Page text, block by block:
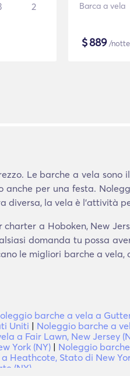
2 Barca a vela
$889/notte
Le barche a vela sono
per una festa.
diversa, la vela è l'attività
a Hoboken, New
domanda tu possa
le migliori barche a
barche a vela a
Uniti | Noleggio barche a
a Fair Lawn, New Jersey
York (NY) | Noleggio
Heathcote, Stato di New
(NY)